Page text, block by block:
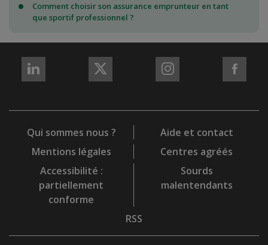
Comment choisir son assurance emprunteur en tant
que sportif professionnel ?
REJOIGNEZ-
REJOIGNEZ-
Qui sommes nous ?
Aide et contact
Mentions légales
Centres agréés
Accessibilité :
partiellement
conforme
Sourds
malentendants
RSS